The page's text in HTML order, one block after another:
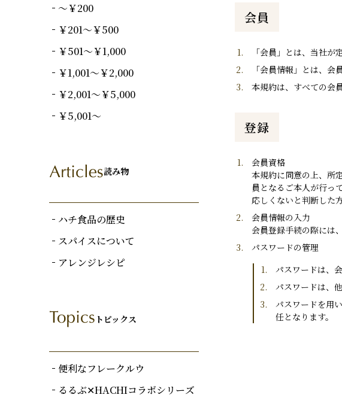
～￥200
￥201～￥500
￥501～￥1,000
￥1,001～￥2,000
￥2,001～￥5,000
￥5,001～
読み物
ハチ食品の歴史
スパイスについて
アレンジレシピ
トピックス
便利なフレークルウ
るるぶ✕HACHIコラボシリーズ
会員
「会員」とは、当社
「会員情報」とは、
本規約は、すべての会
登録
会員資格
本規約に同意の上、所
員となるご本人が行っ
応しくないと判断した
会員情報の入力
会員登録手続の際には
パスワードの管理
パスワードは、
パスワードは、
パスワードを用
任となります。